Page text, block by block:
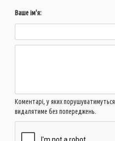
Ваше ім'я:
Коментарі, у яких порушуватимуться
видалятиме без попереджень.